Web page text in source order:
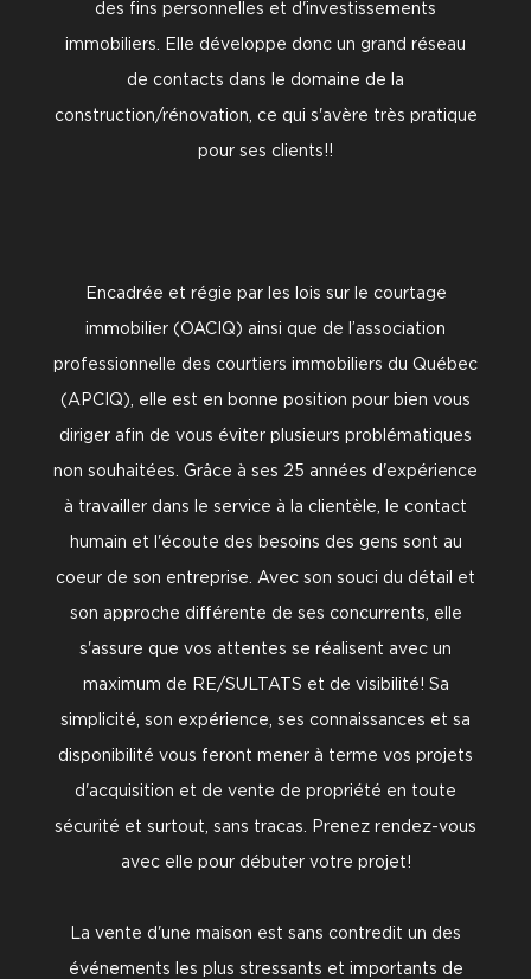
des fins personnelles et d'investissements
immobiliers. Elle développe donc un grand réseau
de contacts dans le domaine de la
construction/rénovation, ce qui s'avère très pratique
pour ses clients!!
Encadrée et régie par les lois sur le courtage
immobilier (OACIQ) ainsi que de l’association
professionnelle des courtiers immobiliers du Québec
(APCIQ), elle est en bonne position pour bien vous
diriger afin de vous éviter plusieurs problématiques
non souhaitées. Grâce à ses 25 années d'expérience
à travailler dans le service à la clientèle, le contact
humain et l'écoute des besoins des gens sont au
coeur de son entreprise. Avec son souci du détail et
son approche différente de ses concurrents, elle
s'assure que vos attentes se réalisent avec un
maximum de RE/SULTATS et de visibilité! Sa
simplicité, son expérience, ses connaissances et sa
disponibilité vous feront mener à terme vos projets
d'acquisition et de vente de propriété en toute
sécurité et surtout, sans tracas. Prenez rendez-vous
avec elle pour débuter votre projet!
La vente d'une maison est sans contredit un des
événements les plus stressants et importants de